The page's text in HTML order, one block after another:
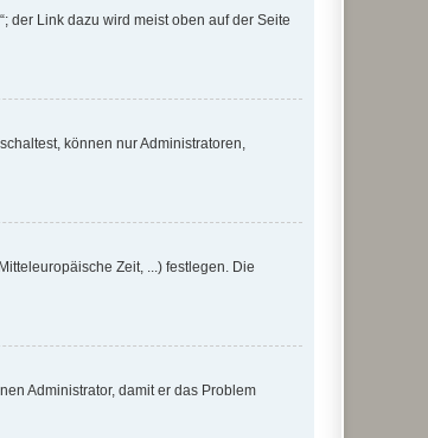
der Link dazu wird meist oben auf der Seite
können nur Administratoren,
Zeit, ...) festlegen. Die
Administrator, damit er das Problem